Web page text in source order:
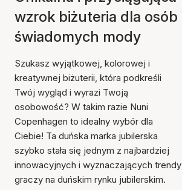
wzrok biżuteria dla osób
świadomych mody
Szukasz wyjątkowej, kolorowej i
kreatywnej biżuterii, która podkreśli
Twój wygląd i wyrazi Twoją
osobowość? W takim razie Nuni
Copenhagen to idealny wybór dla
Ciebie! Ta duńska marka jubilerska
szybko stała się jednym z najbardziej
innowacyjnych i wyznaczających trendy
graczy na duńskim rynku jubilerskim.